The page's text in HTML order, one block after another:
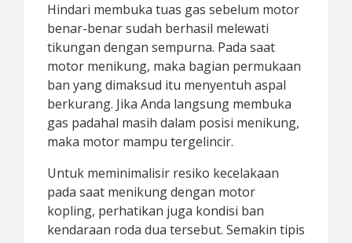
Hindari membuka tuas gas sebelum motor
benar-benar sudah berhasil melewati
tikungan dengan sempurna. Pada saat
motor menikung, maka bagian permukaan
ban yang dimaksud itu menyentuh aspal
berkurang. Jika Anda langsung membuka
gas padahal masih dalam posisi menikung,
maka motor mampu tergelincir.
Untuk meminimalisir resiko kecelakaan
pada saat menikung dengan motor
kopling, perhatikan juga kondisi ban
kendaraan roda dua tersebut. Semakin tipis